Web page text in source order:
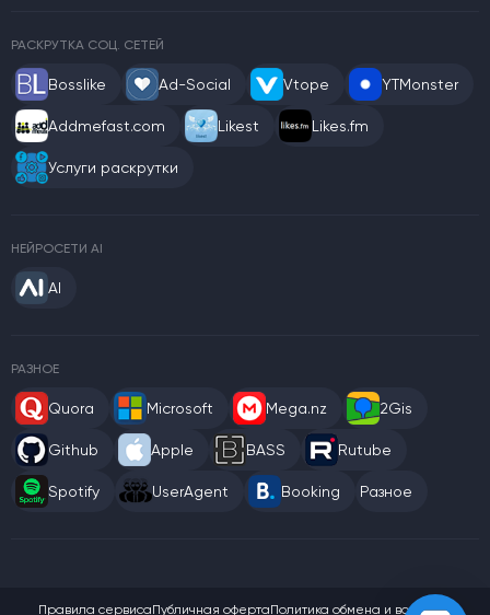
РАСКРУТКА СОЦ. СЕТЕЙ
Bosslike Ad-Social Vtope YTMonster
Addmefast.com Likest Likes.fm
Услуги раскрутки
НЕЙРОСЕТИ AI
AI
РАЗНОЕ
Quora Microsoft Mega.nz 2Gis
Github Apple BASS Rutube
Spotify UserAgent Booking Разное
Правила сервисаПубличная офертаПолитика обмена и возврата